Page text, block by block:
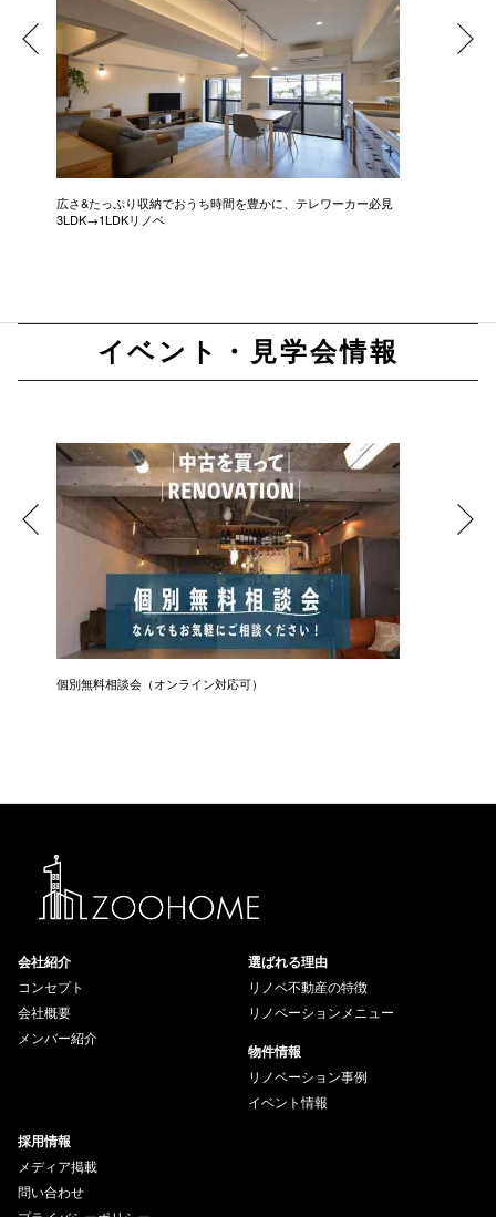
広さ&たっぷり収納でおうち時間を豊かに、テレワーカー必見
3LDK→1LDKリノベ
イベント・見学会情報
個別無料相談会（オンライン対応可）
会社紹介
コンセプト
会社概要
メンバー紹介
選ばれる理由
リノベ不動産の特徴
リノベーションメニュー
物件情報
リノベーション事例
イベント情報
採用情報
メディア掲載
問い合わせ